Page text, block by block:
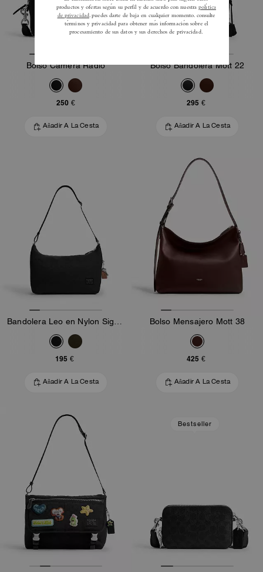
Bolso Camera Radio
250 €
Añadir A La Cesta
Bolso Bandolera Mott 22
295 €
Añadir A La Cesta
195 €
Añadir A La Cesta
Bolso Mensajero Mott 38
425 €
Añadir A La Cesta
Bestseller